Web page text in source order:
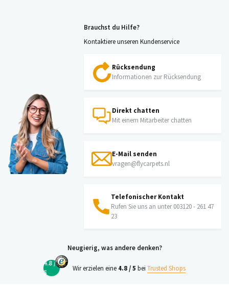
Brauchst du Hilfe?
Kontaktiere unseren Kundenservice
Rücksendung
Informationen zur Rücksendung
Direkt chatten
Mit einem Mitarbeiter chatten
E-Mail senden
vragen@flycarpets.nl
Telefonischer Kontakt
Rufen Sie uns an unter 003120 - 261 47
23
Neugierig, was andere denken?
4.8 /
5
Wir erzielen eine 4.8 / 5 bei Trusted Shops